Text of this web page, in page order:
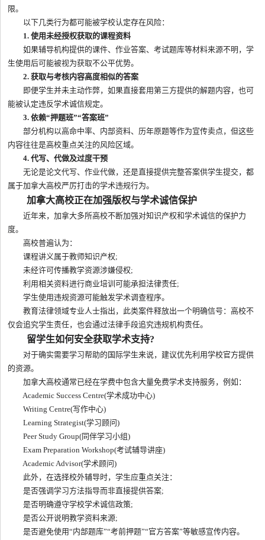
限。
以下几类行为都可能被学校认定存在风险：
1. 使用未经授权获取的课程资料
如果辅导机构提供的课件、作业答案、考试题库等材料来源不明，学
生使用后可能被视为获取不公平优势。
2. 获取与考核内容高度相似的答案
即便学生并未主动作弊，如果直接套用第三方提供的解题内容，也可
能被认定违反学术诚信规定。
3. 依赖“押题班”“答案班”
部分机构以高命中率、内部资料、历年原题等作为宣传卖点，但这些
内容往往是高校重点关注的风险区域。
4. 代写、代做及过度干预
无论是论文代写、作业代做，还是直接提供完整答案供学生提交，都
属于加拿大高校严厉打击的学术违规行为。
加拿大高校正在加强版权与学术诚信保护
近年来，加拿大多所高校不断加强对知识产权和学术诚信的保护力
度。
高校普遍认为：
课程讲义属于教师知识产权;
未经许可传播教学资源涉嫌侵权;
利用相关资料进行商业培训可能承担法律责任;
学生使用违规资源可能触发学术调查程序。
教育法律领域专业人士指出，此类案件释放出一个明确信号：高校不
仅会追究学生责任，也会通过法律手段追究违规机构责任。
留学生如何安全获取学术支持?
对于确实需要学习帮助的国际学生来说，建议优先利用学校官方提供
的资源。
加拿大高校通常已经在学费中包含大量免费学术支持服务，例如：
Academic Success Centre(学术成功中心)
Writing Centre(写作中心)
Learning Strategist(学习顾问)
Peer Study Group(同伴学习小组)
Exam Preparation Workshop(考试辅导讲座)
Academic Advisor(学术顾问)
此外，在选择校外辅导时，学生应重点关注：
是否强调学习方法指导而非直接提供答案;
是否明确遵守学校学术诚信政策;
是否公开说明教学资料来源;
是否避免使用“内部题库”“考前押题”“官方答案”等敏感宣传内容。